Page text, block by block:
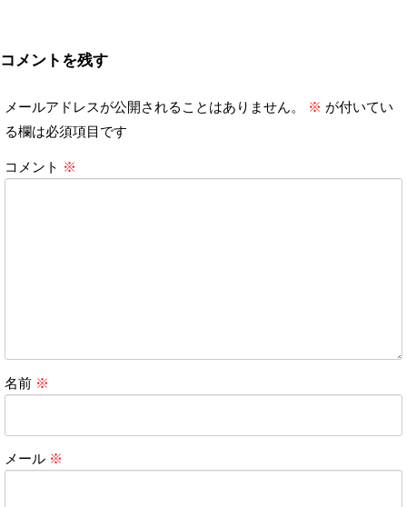
コメントを残す
メールアドレスが公開されることはありません。 ※ が付いてい
る欄は必須項目です
コメント ※
名前 ※
メール ※